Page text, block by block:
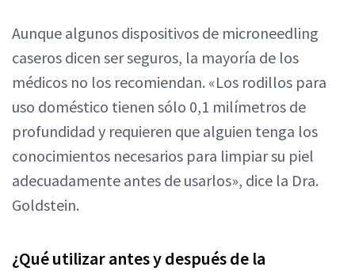
Aunque algunos dispositivos de microneedling
caseros dicen ser seguros, la mayoría de los
médicos no los recomiendan. «Los rodillos para
uso doméstico tienen sólo 0,1 milímetros de
profundidad y requieren que alguien tenga los
conocimientos necesarios para limpiar su piel
adecuadamente antes de usarlos», dice la Dra.
Goldstein.
¿Qué utilizar antes y después de la